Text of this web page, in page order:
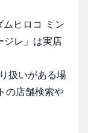
ヒロコ ミン
ジレ」は実店
扱いがある場
の店舗検索や